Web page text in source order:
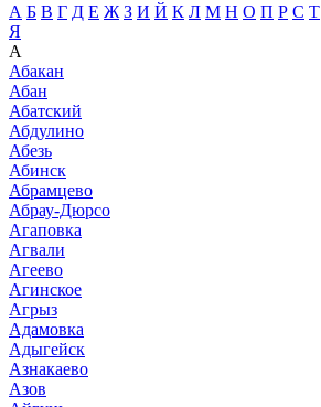
А Б В Г Д Е Ж З И Й К Л М Н О П Р С Т
Я
А
Абакан
Абан
Абатский
Абдулино
Абезь
Абинск
Абрамцево
Абрау-Дюрсо
Агаповка
Агвали
Агеево
Агинское
Агрыз
Адамовка
Адыгейск
Азнакаево
Азов